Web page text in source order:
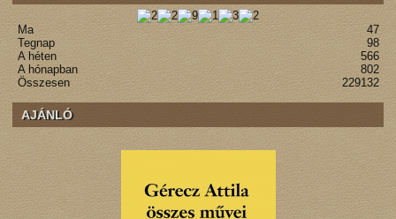
Ma
47
Tegnap
98
A héten
566
A hónapban
802
Összesen
229132
AJÁNLÓ